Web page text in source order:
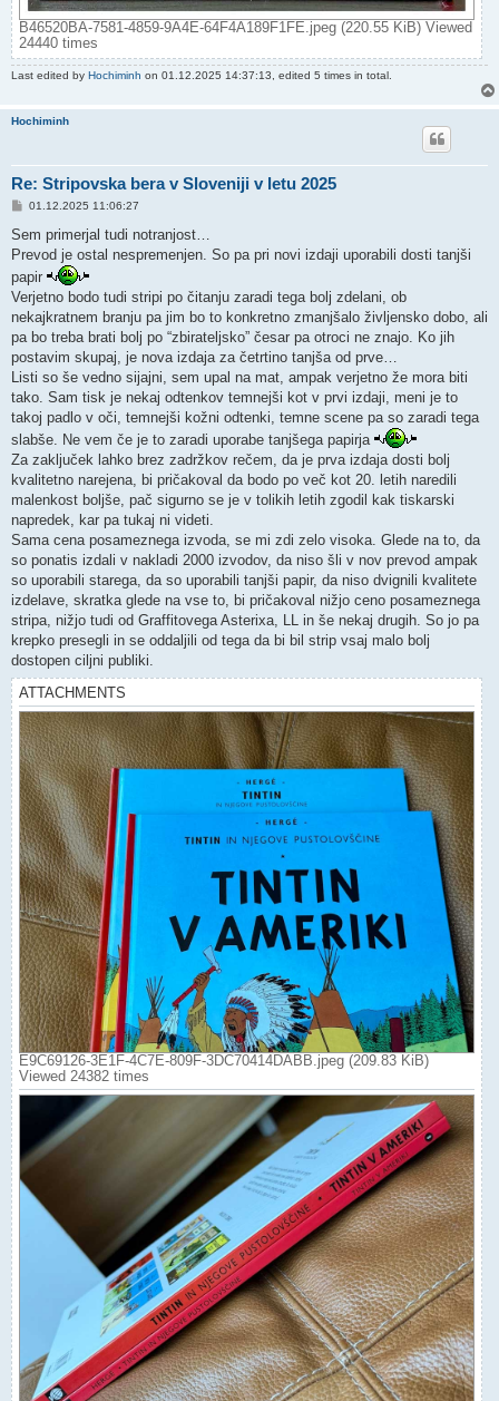
B46520BA-7581-4859-9A4E-64F4A189F1FE.jpeg (220.55 KiB) Viewed
24440 times
Last edited by Hochiminh on 01.12.2025 14:37:13, edited 5 times in total.
Hochiminh
Re: Stripovska bera v Sloveniji v letu 2025
P
s
01.12.2025 11:06:27
Sem primerjal tudi notranjost…
Prevod je ostal nespremenjen. So pa pri novi izdaji uporabili dosti tanjši
papir
Verjetno bodo tudi stripi po čitanju zaradi tega bolj zdelani, ob
nekajkratnem branju pa jim bo to konkretno zmanjšalo življensko dobo, ali
pa bo treba brati bolj po “zbirateljsko” česar pa otroci ne znajo. Ko jih
postavim skupaj, je nova izdaja za četrtino tanjša od prve…
Listi so še vedno sijajni, sem upal na mat, ampak verjetno že mora biti
tako. Sam tisk je nekaj odtenkov temnejši kot v prvi izdaji, meni je to
takoj padlo v oči, temnejši kožni odtenki, temne scene pa so zaradi tega
slabše. Ne vem če je to zaradi uporabe tanjšega papirja
Za zaključek lahko brez zadržkov rečem, da je prva izdaja dosti bolj
kvalitetno narejena, bi pričakoval da bodo po več kot 20. letih naredili
malenkost boljše, pač sigurno se je v tolikih letih zgodil kak tiskarski
napredek, kar pa tukaj ni videti.
Sama cena posameznega izvoda, se mi zdi zelo visoka. Glede na to, da
so ponatis izdali v nakladi 2000 izvodov, da niso šli v nov prevod ampak
so uporabili starega, da so uporabili tanjši papir, da niso dvignili kvalitete
izdelave, skratka glede na vse to, bi pričakoval nižjo ceno posameznega
stripa, nižjo tudi od Graffitovega Asterixa, LL in še nekaj drugih. So jo pa
krepko presegli in se oddaljili od tega da bi bil strip vsaj malo bolj
dostopen ciljni publiki.
ATTACHMENTS
E9C69126-3E1F-4C7E-809F-3DC70414DABB.jpeg (209.83 KiB)
Viewed 24382 times